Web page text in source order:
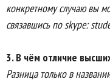
конкретному случаю вы
связавшись по skype:
3. В чём отличие
Разница только в